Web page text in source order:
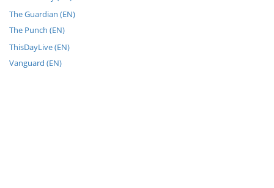
The Guardian (EN)
The Punch (EN)
ThisDayLive (EN)
Vanguard (EN)